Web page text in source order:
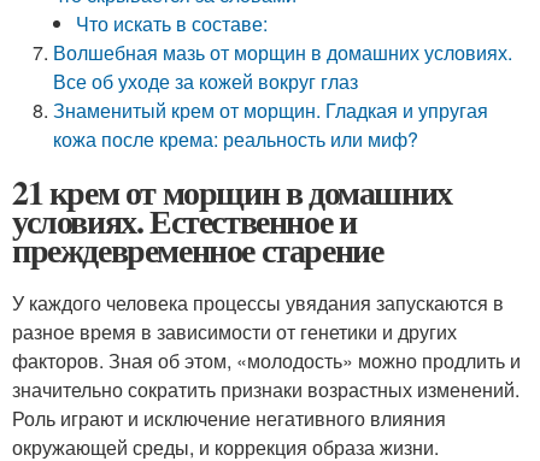
Что искать в составе:
Волшебная мазь от морщин в домашних условиях.
Все об уходе за кожей вокруг глаз
Знаменитый крем от морщин. Гладкая и упругая
кожа после крема: реальность или миф?
21 крем от морщин в домашних
условиях. Естественное и
преждевременное старение
У каждого человека процессы увядания запускаются в
разное время в зависимости от генетики и других
факторов. Зная об этом, «молодость» можно продлить и
значительно сократить признаки возрастных изменений.
Роль играют и исключение негативного влияния
окружающей среды, и коррекция образа жизни.